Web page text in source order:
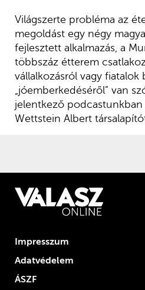
Világszerte probléma az
megoldást egy négy
fejlesztett alkalmazás, a
többszáz étterem
vállalkozásról vagy
„jóemberkedéséről” van
jelentkező
Wettstein Albert
Impresszum
Adatvédelem
ÁSZF